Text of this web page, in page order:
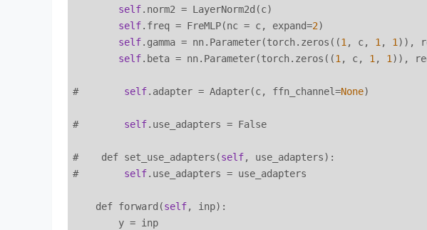
self.norm2 = LayerNorm2d(c)
self.freq = FreMLP(nc = c, expand=2)
self.gamma = nn.Parameter(torch.zeros((1 , c, 1 , 1 )),
self.beta = nn.Parameter(torch.zeros((1 , c, 1 , 1 )),
# self.adapter = Adapter(c, ffn_channel=None)
# self.use_adapters = False
#    def set_use_adapters(self, use_adapters):
# self.use_adapters = use_adapters
    def forward(
self, inp):
        y = inp